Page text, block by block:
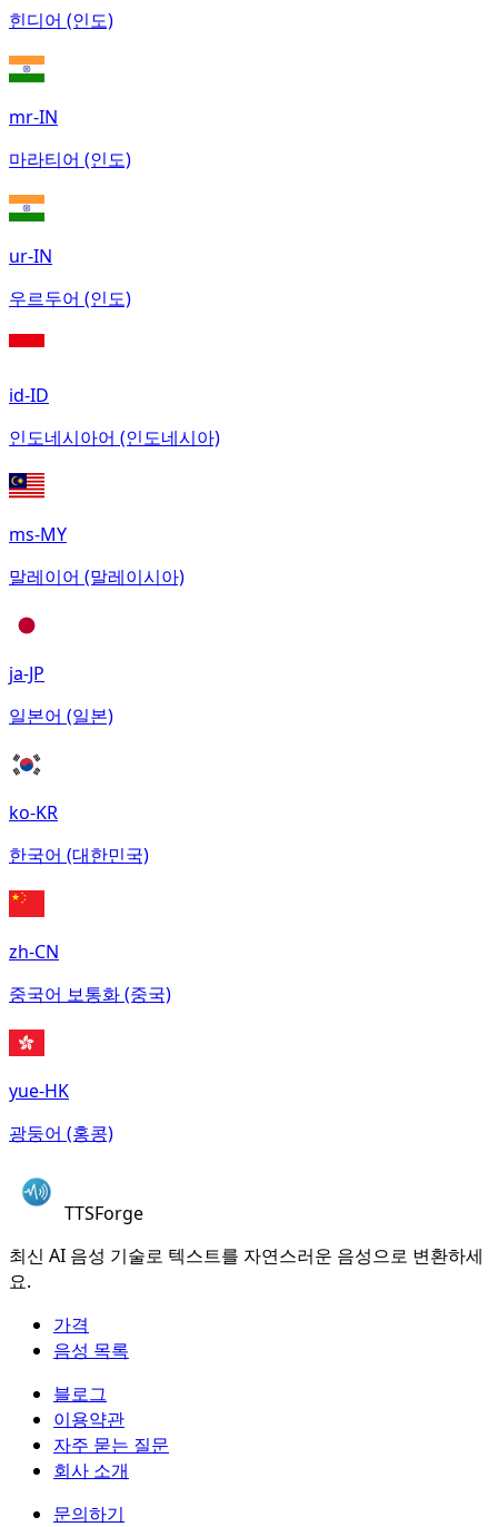
힌디어 (인도)
mr-IN
마라티어 (인도)
ur-IN
우르두어 (인도)
id-ID
인도네시아어 (인도네시아)
ms-MY
말레이어 (말레이시아)
ja-JP
일본어 (일본)
ko-KR
한국어 (대한민국)
zh-CN
중국어 보통화 (중국)
yue-HK
광둥어 (홍콩)
TTSForge
최신 AI 음성 기술로 텍스트를 자연스러운 음성으로 변환하세
요.
가격
음성 목록
블로그
이용약관
자주 묻는 질문
회사 소개
문의하기